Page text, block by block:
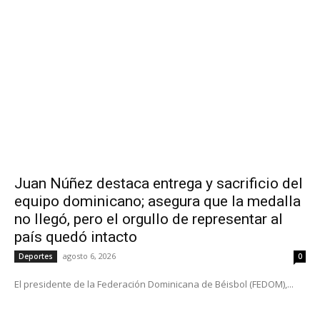
Juan Núñez destaca entrega y sacrificio del
equipo dominicano; asegura que la medalla
no llegó, pero el orgullo de representar al
país quedó intacto
Deportes agosto 6, 2026 0
El presidente de la Federación Dominicana de Béisbol (FEDOM),...